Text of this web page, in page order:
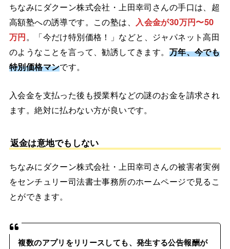
ちなみにダクーン株式会社・上田幸司さんの手口は、超
高額塾への誘導です。この塾は、 入会金が30万円〜50
万円。「今だけ特別価格！」などと、ジャパネット高田
のようなことを言って、勧誘してきます。 万年、今でも
特別価格マンです。
入会金を支払った後も授業料などの謎のお金を請求され
ます。絶対に払わない方が良いです。
返金は意地でもしない
ちなみにダクーン株式会社・上田幸司さんの被害者実例
をセンチュリー司法書士事務所のホームページで見るこ
とができます。
複数のアプリをリリースしても、発生する公告報酬が